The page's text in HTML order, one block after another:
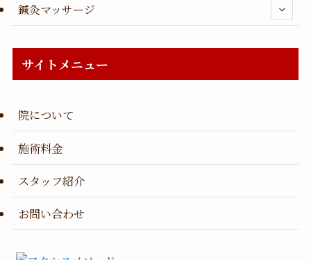
鍼灸マッサージ
サイトメニュー
院について
施術料金
スタッフ紹介
お問い合わせ